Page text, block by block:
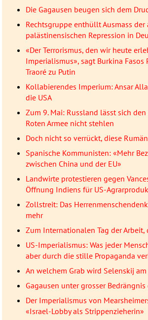
Die Gagausen beugen sich dem
Rechtsgruppe enthüllt Ausmass der
palästinensischen Repression in
«Der Terrorismus, den wir heute
Imperialismus», sagt Burkina Fasos
Traoré zu Putin
Kollabierendes Imperium: Ansar
die USA
Zum 9. Mai: Russland lässt sich
Roten Armee nicht stehlen
Doch nicht so verrückt, diese
Spanische Kommunisten: «Mehr
zwischen China und der EU»
Landwirte protestieren gegen
Öffnung Indiens für US-
Zollstreit: Das
mehr
Zum Internationalen Tag der Arbeit,
US-Imperialismus: Was jeder
aber durch die stille Propaganda
An welchem Grab wird Selenskij
Gagausen unter grosser Bedrängnis
Der Imperialismus von
«Israel-Lobby als Strippenzieherin»